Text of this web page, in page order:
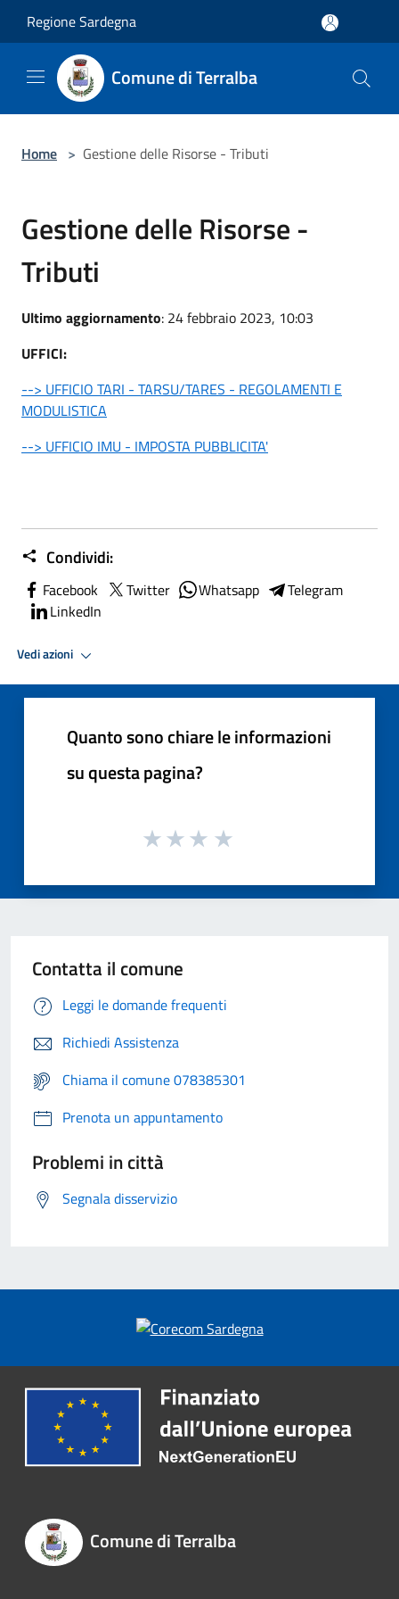
Regione Sardegna
Comune di Terralba
Home > Gestione delle Risorse - Tributi
Gestione delle Risorse -
Tributi
Ultimo aggiornamento: 24 febbraio 2023, 10:03
UFFICI:
--> UFFICIO TARI - TARSU/TARES - REGOLAMENTI E
MODULISTICA
--> UFFICIO IMU - IMPOSTA PUBBLICITA'
Condividi:
Facebook Twitter Whatsapp
Telegram
LinkedIn
Vedi azioni
Quanto sono chiare le informazioni
su questa pagina?
Contatta il comune
Leggi le domande frequenti
Richiedi Assistenza
Chiama il comune 078385301
Prenota un appuntamento
Problemi in città
Segnala disservizio
Comune di Terralba